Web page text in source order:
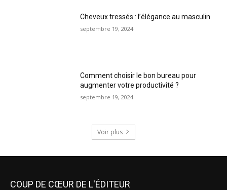
Cheveux tressés : l’élégance au masculin
septembre 19, 2024
Comment choisir le bon bureau pour
augmenter votre productivité ?
septembre 19, 2024
Voir plus
COUP DE CŒUR DE L'ÉDITEUR